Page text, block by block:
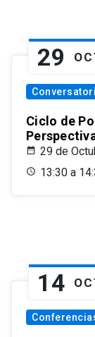
29
Ciclo de
29 de
13:30 a
14